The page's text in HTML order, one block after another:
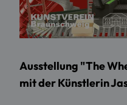
Ausstellung "The
mit der Künstlerin